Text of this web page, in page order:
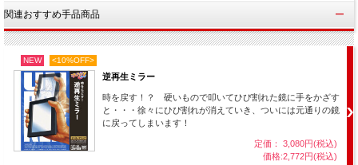
関連おすすめ手品商品
NEW <10%OFF>
逆再生ミラー
時を戻す！？ 硬いもので叩いてひび割れた鏡に手をかざす
と・・・徐々にひび割れが消えていき、ついには元通りの鏡
に戻ってしまいます！
定価： 3,080円(税込)
価格:2,772円(税込)